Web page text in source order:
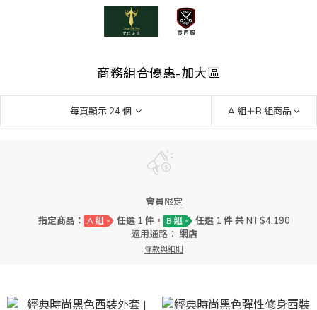
商務組合優惠-加大區
每頁顯示 24 個 A 組＋B 組商品
會員限定
指定商品： A 組 任選 1 件， B 組
任選 1 件 共 NT$4,190
適用通路： 網店
條款與細則